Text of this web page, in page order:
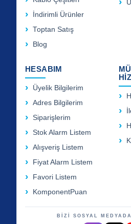
İndirimli Ürünler
Toptan Satış
Blog
HESABIM
Üyelik Bilgilerim
Adres Bilgilerim
Siparişlerim
Stok Alarm Listem
Alışveriş Listem
Fiyat Alarm Listem
Favori Listem
KomponentPuan
BİZİ SOSYAL